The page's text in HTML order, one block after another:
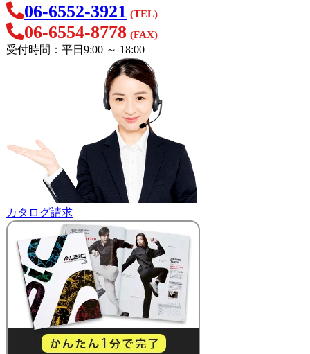
06-6552-3921 (TEL)
06-6554-8778 (FAX)
受付時間：平日9:00 ～ 18:00
カタログ請求